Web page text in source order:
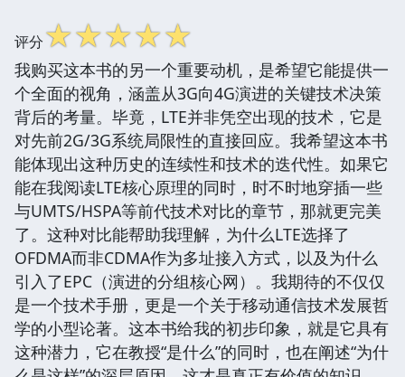
评分☆☆☆☆☆
我购买这本书的另一个重要动机，是希望它能提供一
个全面的视角，涵盖从3G向4G演进的关键技术决策
背后的考量。毕竟，LTE并非凭空出现的技术，它是
对先前2G/3G系统局限性的直接回应。我希望这本书
能体现出这种历史的连续性和技术的迭代性。如果它
能在我阅读LTE核心原理的同时，时不时地穿插一些
与UMTS/HSPA等前代技术对比的章节，那就更完美
了。这种对比能帮助我理解，为什么LTE选择了
OFDMA而非CDMA作为多址接入方式，以及为什么
引入了EPC（演进的分组核心网）。我期待的不仅仅
是一个技术手册，更是一个关于移动通信技术发展哲
学的小型论著。这本书给我的初步印象，就是它具有
这种潜力，它在教授“是什么”的同时，也在阐述“为什